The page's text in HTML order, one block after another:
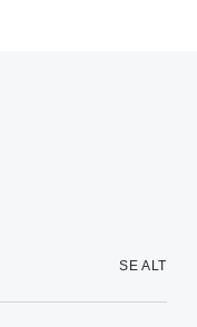
SE ALT